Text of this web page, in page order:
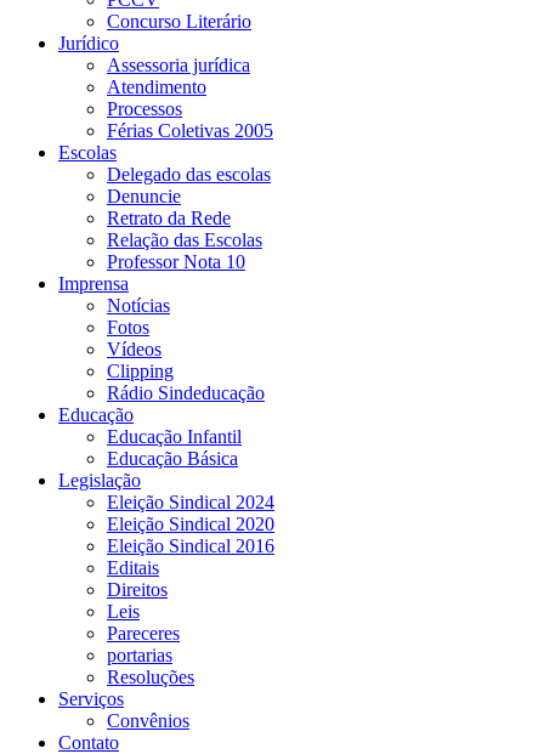
Concurso Literário
Jurídico
Assessoria jurídica
Atendimento
Processos
Férias Coletivas 2005
Escolas
Delegado das escolas
Denuncie
Retrato da Rede
Relação das Escolas
Professor Nota 10
Imprensa
Notícias
Fotos
Vídeos
Clipping
Rádio Sindeducação
Educação
Educação Infantil
Educação Básica
Legislação
Eleição Sindical 2024
Eleição Sindical 2020
Eleição Sindical 2016
Editais
Direitos
Leis
Pareceres
portarias
Resoluções
Serviços
Convênios
Contato